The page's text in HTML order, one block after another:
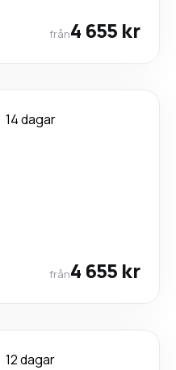
från4 655 kr
14 dagar
från4 655 kr
12 dagar